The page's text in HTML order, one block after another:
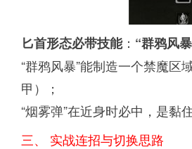
匕首形态必带技能： “群鸦风
“群鸦风暴”能制造一个禁魔
甲）；
“烟雾弹”在近身时必中，是黏
三、 实战连招与切换思路